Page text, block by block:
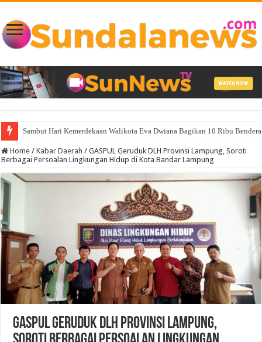
Sambut Hari Kemerdekaan Walikota Eva Dwiana Bagikan 10 Ribu
Home / Kabar Daerah / GASPUL Geruduk DLH Provinsi Lampung, Soroti
Berbagai Persoalan Lingkungan Hidup di Kota Bandar Lampung
GASPUL Geruduk DLH Provinsi Lampung,